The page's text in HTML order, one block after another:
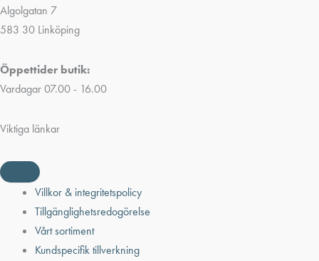
Algolgatan 7
583 30 Linköping
Öppettider butik:
Vardagar 07.00 - 16.00
Viktiga länkar
Villkor & integritetspolicy
Tillgänglighetsredogörelse
Vårt sortiment
Kundspecifik tillverkning